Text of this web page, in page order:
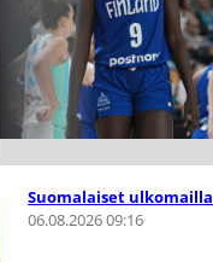
Suomalaiset ulkomailla
06.08.2026 09:16